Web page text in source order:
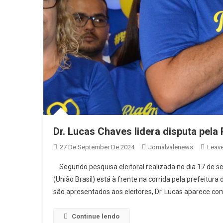
Dr. Lucas Chaves lidera disputa
27 De September De 2024 Jornalvalenews
Segundo pesquisa eleitoral realizada no dia 17 de
(União Brasil) está à frente na corrida pela prefeitura
são apresentados aos eleitores, Dr. Lucas aparece
Continue lendo